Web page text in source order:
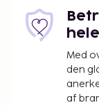
Med
den
af